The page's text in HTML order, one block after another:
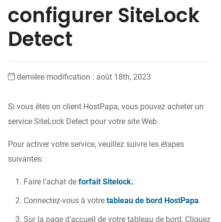
configurer SiteLock
Detect
dernière modification : août 18th, 2023
Si vous êtes un client HostPapa, vous pouvez acheter un
service SiteLock Detect pour votre site Web.
Pour activer votre service, veuillez suivre les étapes
suivantes:
Faire l’achat de forfaitSitelock.
Connectez-vous à votre tableau de bord HostPapa.
Sur la page d’accueil de votre tableau de bord, Cliquez